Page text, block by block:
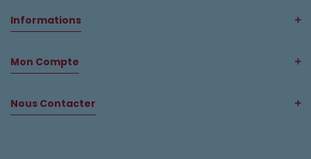
Informations
Mon Compte
Nous Contacter